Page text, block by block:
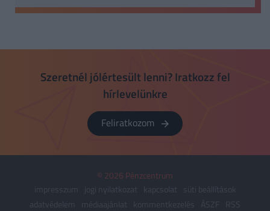
Szeretnél jólértesült lenni? Iratkozz fel
hírlevelünkre
Feliratkozom
© 2026 Pénzcentrum
impresszum
jogi nyilatkozat kapcsolat
süti beállítások
adatvédelem
médiaajánlat kommentkezelés ÁSZF RSS